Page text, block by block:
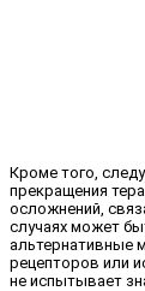
Кроме того,
прекращения
осложнений,
случаях может
альтернативные
рецепторов или
не испытывает